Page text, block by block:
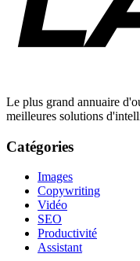
Le plus grand annuaire
meilleures solutions
Catégories
Images
Copywriting
Vidéo
SEO
Productivité
Assistant